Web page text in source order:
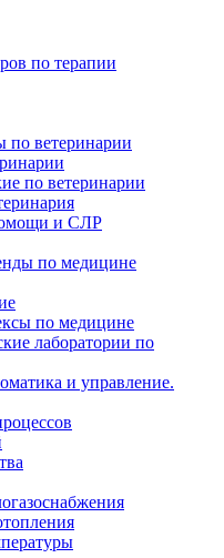
по терапии
по ветеринарии
по ветеринарии
и СЛР
по медицине
по медицине
лаборатории по
и управление.